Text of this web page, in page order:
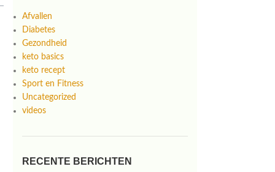
Afvallen
Diabetes
Gezondheid
keto basics
keto recept
Sport en Fitness
Uncategorized
videos
RECENTE BERICHTEN